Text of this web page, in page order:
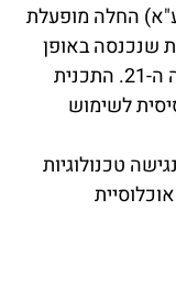
התשע"א) החלה מופעלת
שנכנסה באופן
הדרגתי להתאמת מערכת החינוך למאה ה-21. התכנית
לשימוש
טכנולוגיות